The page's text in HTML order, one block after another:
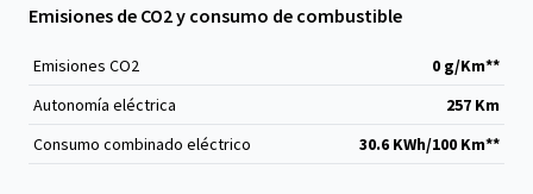
Emisiones de CO2 y consumo de combustible
Emisiones CO2
0 g/Km**
Autonomía eléctrica
257 Km
Consumo combinado eléctrico
30.6 KWh/100 Km**